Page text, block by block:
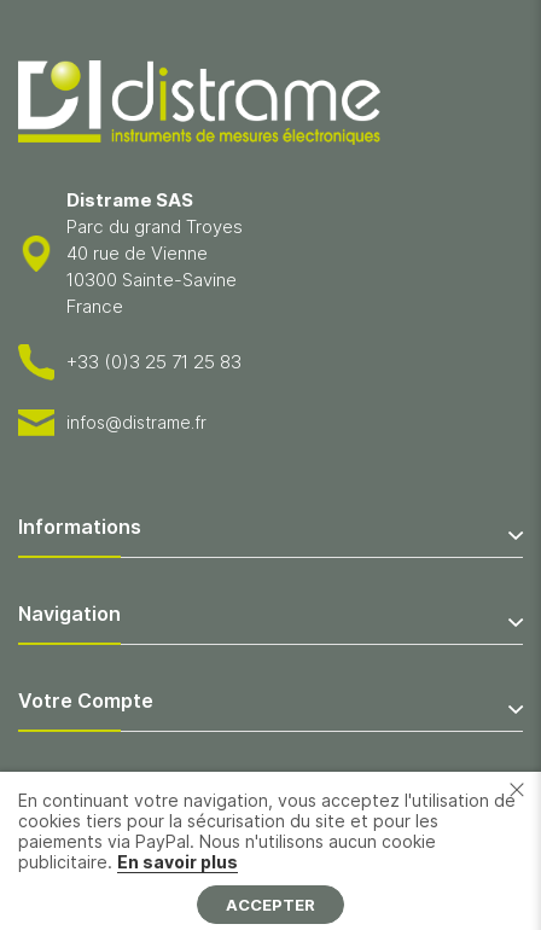
En continuant votre navigation, vous acceptez l'utilisation de
cookies tiers pour la sécurisation du site et pour les
paiements via PayPal. Nous n'utilisons aucun cookie
publicitaire. En savoir plus
ACCEPTER
Distrame SAS
Parc du grand Troyes
40 rue de Vienne
10300 Sainte-Savine
France
+33 (0)3 25 71 25 83
infos@distrame.fr
Informations
Navigation
Votre Compte